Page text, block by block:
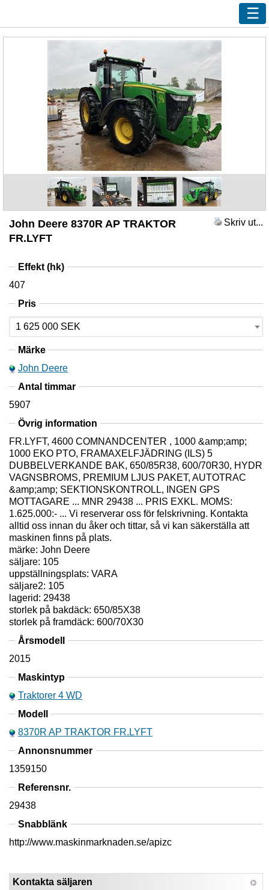
Ny sökning
Annonsera
Kundservice
Skriv ut...
John Deere 8370R AP TRAKTOR
FR.LYFT
Effekt (hk)
407
Pris
Märke
John Deere
Antal timmar
5907
Övrig information
FR.LYFT, 4600 COMNANDCENTER , 1000 &amp;amp;
1000 EKO PTO, FRAMAXELFJÄDRING (ILS) 5
DUBBELVERKANDE BAK, 650/85R38, 600/70R30, HYDR
VAGNSBROMS, PREMIUM LJUS PAKET, AUTOTRAC
&amp;amp; SEKTIONSKONTROLL, INGEN GPS
MOTTAGARE ... MNR 29438 ... PRIS EXKL. MOMS:
1.625.000:- ... Vi reserverar oss för felskrivning. Kontakta
alltid oss innan du åker och tittar, så vi kan säkerställa att
maskinen finns på plats.
märke: John Deere
säljare: 105
uppställningsplats: VARA
säljare2: 105
lagerid: 29438
storlek på bakdäck: 650/85X38
storlek på framdäck: 600/70X30
Årsmodell
2015
Maskintyp
Traktorer 4 WD
Modell
8370R AP TRAKTOR FR.LYFT
Annonsnummer
1359150
Referensnr.
29438
Snabblänk
http://www.maskinmarknaden.se/apizc
Kontakta säljaren